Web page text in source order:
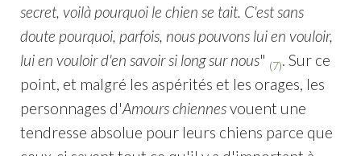
secret, voilà pourquoi le chien se tait. C'est sans
doute pourquoi, parfois, nous pouvons lui en vouloir,
lui en vouloir d'en savoir si long sur nous" (7). Sur ce
point, et malgré les aspérités et les orages, les
personnages d'Amours chiennesvouent une
tendresse absolue pour leurs chiens parce que